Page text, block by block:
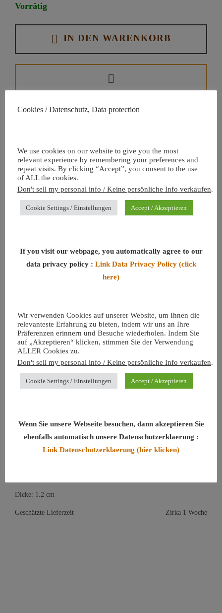
Vorrätig
IN DEN WARENKORB
Schlüsselworte:Anhänger,Halskette,Silber
Zusätzliche Information
Tropfenform.
Handgemachter Aufhänger mit Silberdekoration, innen Silber
Bernstein Tropfenform, natürlich, Oberfläche poliert / weisser
Länge mit Aufhänger: 6 cm
Dicke: 1.2 cm
Geschätzte Lieferzeit Zirka 1 Woche
Cookies / Datenschutz, Data protection
We use cookies on our website to give you the most
relevant experience by remembering your preferences and
repeat visits. By clicking “Accept”, you consent to the use
of ALL the cookies.
Don't sell my personal info / Keine persönliche Info verkaufen.
Cookie Settings / Einstellungen Accept / Akzeptieren
If you visit our webpage, you automatically agree to our
data privacy policy : Link Data Privacy Policy (click
here)
Wir verwenden Cookies auf unserer Website, um Ihnen die
relevanteste Erfahrung zu bieten, indem wir uns an Ihre
Präferenzen erinnern und Besuche wiederholen. Indem Sie
auf „Akzeptieren“ klicken, stimmen Sie der Verwendung
ALLER Cookies zu.
Don't sell my personal info / Keine persönliche Info verkaufen.
Cookie Settings / Einstellungen Accept / Akzeptieren
Wenn Sie unsere Webseite besuchen, dann akzeptieren Sie
ebenfalls automatisch unsere Datenschutzerklaerung :
Link Datenschutzerklaerung (hier klicken)